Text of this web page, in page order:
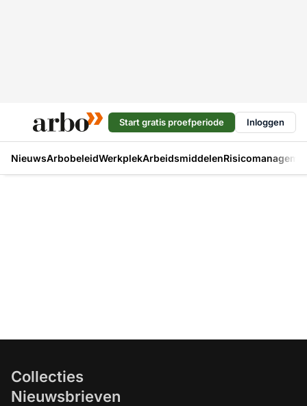
Start gratis proefperiode Inloggen
NieuwsArbobeleidWerkplekArbeidsmiddelen
Collecties
Nieuwsbrieven